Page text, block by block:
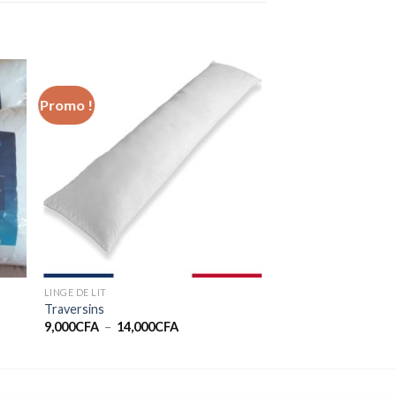
Promo !
LINGE DE LIT
Traversins
9,000CFA – 14,000CFAPlage